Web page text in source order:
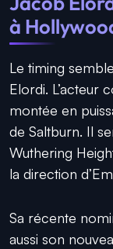
à
Le timing
Elordi. L’acteur
montée en
de Saltburn. Il
Wuthering
la direction
Sa récente
aussi son